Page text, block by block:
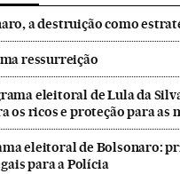
a destruição como
ressurreição
eleitoral de Lula da
os ricos e proteção para as
eleitoral de Bolsonaro:
para a Polícia